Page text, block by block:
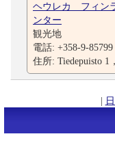
ヘウレカ フィン
ンター
観光地
電話: +358-9-85799
住所: Tiedepuisto 1，
|